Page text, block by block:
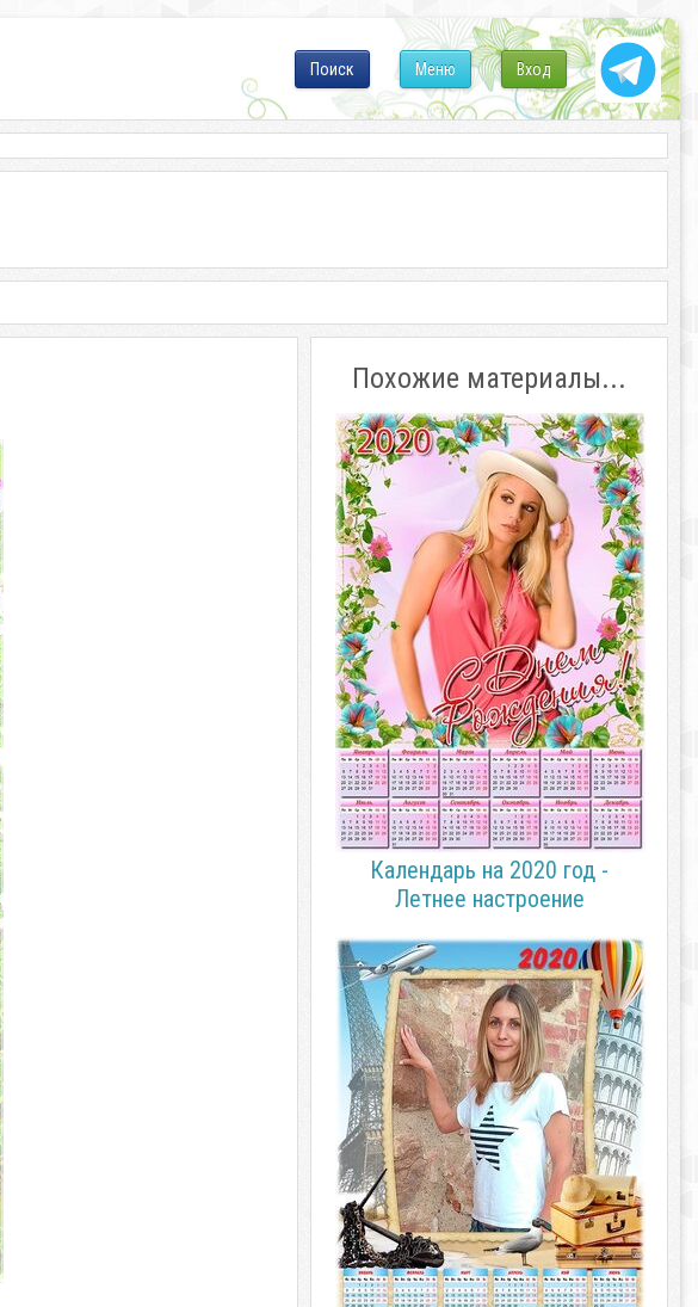
Вход
Меню
Поиск
Похожие материалы...
Календарь на 2020 год -
Летнее настроение